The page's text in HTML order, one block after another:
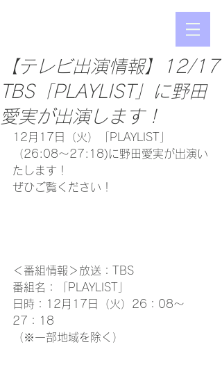
【テレビ出演情報】12/17
TBS「PLAYLIST」に野田
愛実が出演します！
12月17日（火）「PLAYLIST」
（26:08〜27:18)に野田愛実が出演い
たします！
ぜひご覧ください！
＜番組情報＞放送：TBS
番組名：「PLAYLIST」
日時：12月17日（火）26：08〜
27：18
（※一部地域を除く）